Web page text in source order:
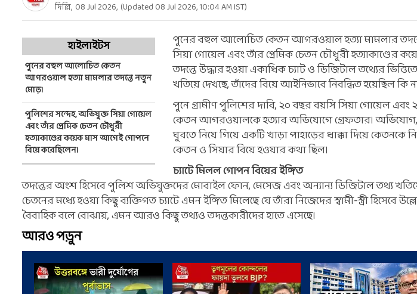
দিল্লি, 08 Jul 2026, (Updated 08 Jul 2026, 10:04 AMIST)
হাইলাইটস
পুনের বহুল আলোচিত কেতন
আগরওয়াল হত্যা মামলার তদন্তে নতুন
মোড়।
পুলিশের সন্দেহ, অভিযুক্ত সিয়া গোয়েল
এবং তাঁর প্রেমিক চেতন চৌধুরী
হত্যাকাণ্ডের কয়েক মাস আগেই গোপনে
বিয়ে করেছিলেন।
পুনের বহুল আলোচিত কেতন আগরওয়াল হত্যা মামলার
সিয়া গোয়েল এবং তাঁর প্রেমিক চেতন চৌধুরী হত্যাকাণ্ডের
তদন্তে উদ্ধার হওয়া একাধিক চ্যাট ও ডিজিটাল তথ্যের
খতিয়ে দেখছে, তাঁদের বিয়ে আইনিভাবে নিবন্ধিত হয়েছিল কি
পুনে গ্রামীণ পুলিশের দাবি, ২০ বছর বয়সি সিয়া গোয়েল
কেতন আগরওয়ালকে হত্যার অভিযোগে গ্রেফতার।
ঘুরতে নিয়ে গিয়ে একটি খাড়া পাহাড়ের ধাক্কা দিয়ে কেতনকে
কেতন ও সিয়ার বিয়ে হওয়ার কথা ছিল।
চ্যাটে মিলল গোপন বিয়ের ইঙ্গিত
তদন্তের অংশ হিসেবে পুলিশ অভিযুক্তদের মোবাইল ফোন, মেসেজ এবং অন্যান্য ডিজিটাল তথ্য খতিয়ে
চেতনের মধ্যে হওয়া কিছু ব্যক্তিগত চ্যাটে এমন ইঙ্গিত মিলেছে যে তাঁরা নিজেদের স্বামী-স্ত্রী হিসেবে
বৈবাহিক বলে বোঝায়, এমন আরও কিছু তথ্যও তদন্তকারীদের হাতে এসেছে।
আরও পড়ুন